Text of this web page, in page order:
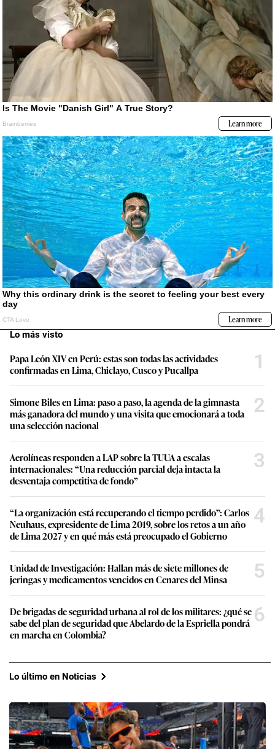
Lo más visto
Papa León XIV en Perú: estas son todas las actividades
confirmadas en Lima, Chiclayo, Cusco y Pucallpa
1
Simone Biles en Lima: paso a paso, la agenda de la gimnasta
más ganadora del mundo y una visita que emocionará a toda
una selección nacional
2
Aerolíneas responden a LAP sobre la TUUA a escalas
internacionales: “Una reducción parcial deja intacta la
desventaja competitiva de fondo”
3
“La organización está recuperando el tiempo perdido”: Carlos
Neuhaus, expresidente de Lima 2019, sobre los retos a un año
de Lima 2027 y en qué más está preocupado el Gobierno
4
Unidad de Investigación: Hallan más de siete millones de
jeringas y medicamentos vencidos en Cenares del Minsa
5
De brigadas de seguridad urbana al rol de los militares: ¿qué se
sabe del plan de seguridad que Abelardo de la Espriella pondrá
en marcha en Colombia?
6
Lo último en Noticias